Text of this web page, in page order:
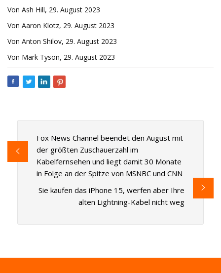
Von Ash Hill, 29. August 2023
Von Aaron Klotz, 29. August 2023
Von Anton Shilov, 29. August 2023
Von Mark Tyson, 29. August 2023
Fox News Channel beendet den August mit
der größten Zuschauerzahl im
Kabelfernsehen und liegt damit 30 Monate
in Folge an der Spitze von MSNBC und CNN
Sie kaufen das iPhone 15, werfen aber Ihre
alten Lightning-Kabel nicht weg